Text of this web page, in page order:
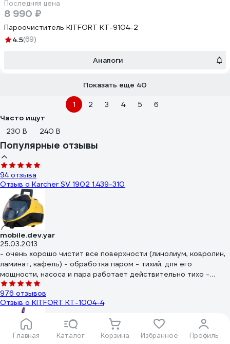
Главная Каталог Корзина Избранное Профиль
Последняя цена
8 990 ₽
Пароочиститель KITFORT КТ-9104-2
4.5(69)
Аналоги
Показать еще 40
1 2 3 4 5
6
Часто ищут
230 В
240 В
Популярные отзывы
94 отзыва
Отзыв о Karcher SV 1902 1.439-310
mobile.dev.yar
25.03.2013
- очень хорошо чистит все поверхности (линолиум, ковролин,
ламинат, кафель) - обработка паром - тихий. для его
мощности, насоса и пара работает действительно тихо -
заливка воды во время работы (при уборке квартиры 150м
доливаю 4-5 раз) - мощный - удобные насадки для всех типов
поверхности и загрязнений
976 отзывов
Отзыв о KITFORT КТ-1004-4